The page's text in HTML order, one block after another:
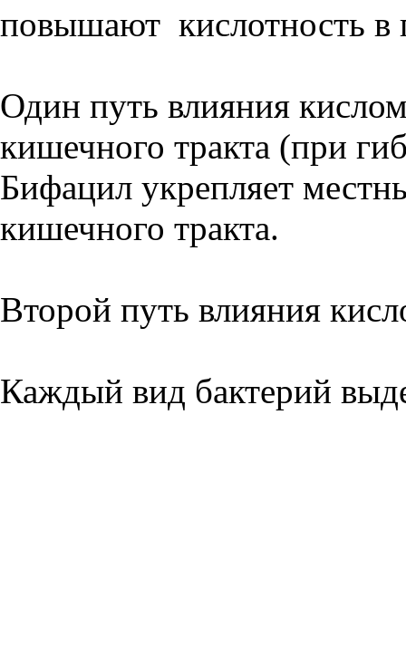
повышают кислотность в
Один путь влияния
кишечного тракта (при
Бифацил укрепляет
кишечного тракта.
Второй путь влияния
Каждый вид бактерий